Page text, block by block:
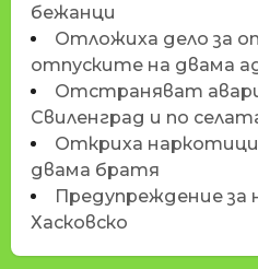
бежанци
Отложиха дело за
отпуските на двама
Отстраняват
Свиленград и по
Откриха
двама братя
Предупреждение за
Хасковско